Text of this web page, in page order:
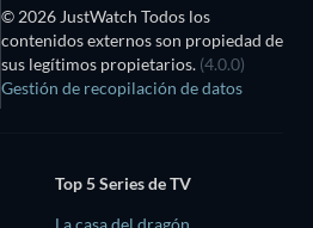
© 2026 JustWatch Todos los
contenidos externos son propiedad de
sus legítimos propietarios. (4.0.0)
Gestión de recopilación de datos
Top 5 Series de TV
La casa del dragón